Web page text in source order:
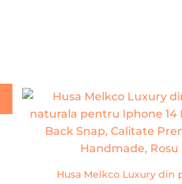
Husa Melkco Luxury din
Prețul
a
fost:
134,00 lei.